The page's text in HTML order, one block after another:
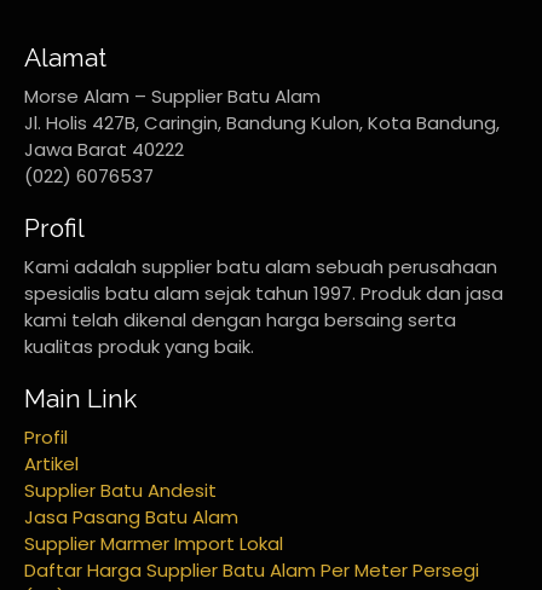
Alamat
Morse Alam – Supplier Batu Alam
Jl. Holis 427B, Caringin, Bandung Kulon, Kota Bandung,
Jawa Barat 40222
(022) 6076537
Profil
Kami adalah supplier batu alam sebuah perusahaan
spesialis batu alam sejak tahun 1997. Produk dan jasa
kami telah dikenal dengan harga bersaing serta
kualitas produk yang baik.
Main Link
Profil
Artikel
Supplier Batu Andesit
Jasa Pasang Batu Alam
Supplier Marmer Import Lokal
Daftar Harga Supplier Batu Alam Per Meter Persegi